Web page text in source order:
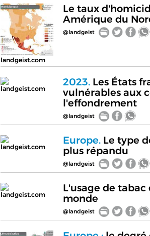
landgeist.com
Le taux
Amérique du
@landgeist
landgeist.com
2023.Les États
vulnérables aux
l'effondrement
@landgeist
landgeist.com
Europe.Le type
plus répandu
@landgeist
landgeist.com
L'usage de tabac
monde
@landgeist